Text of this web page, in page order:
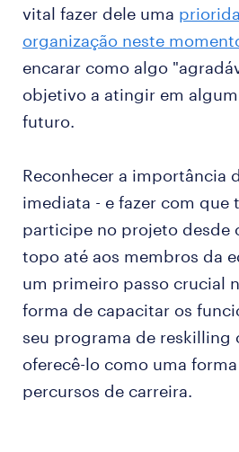
vital fazer dele uma
organização neste
encarar como algo
objetivo a atingir em
futuro.
Reconhecer a importância
imediata - e fazer com que
participe no projeto desde
topo até aos membros da
um primeiro passo crucial
forma de capacitar os
seu programa de reskilling
oferecê-lo como uma
percursos de carreira.